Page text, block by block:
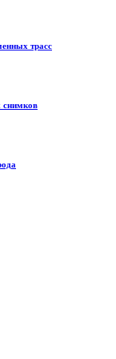
трасс
снимков